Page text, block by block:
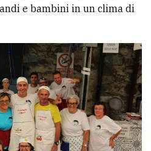
e bambini in un clima di